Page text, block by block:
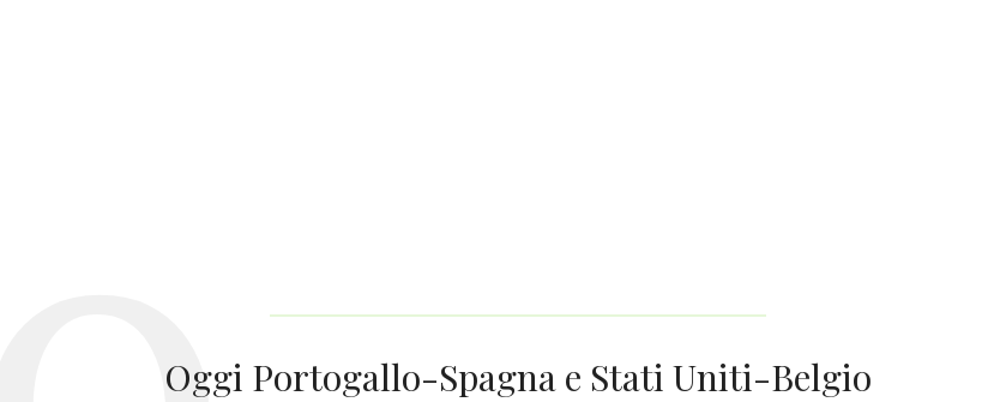
Oggi Portogallo-Spagna e Stati Uniti-Belgio